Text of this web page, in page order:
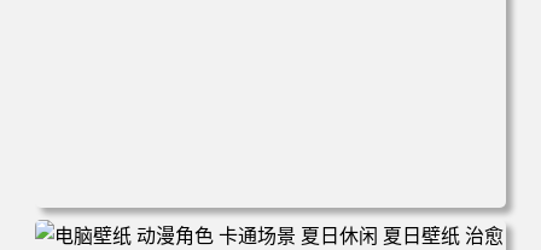
电脑壁纸 二次元角色 动漫角色 女帝 波雅·汉库克 波雅汉库